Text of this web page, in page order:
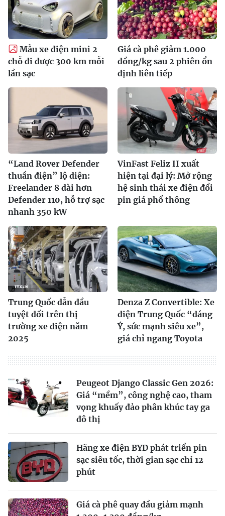
Mẫu xe điện mini 2
chỗ đi được 300 km mỗi
lần sạc
Giá cà phê giảm 1.000
đồng/kg sau 2 phiên ổn
định liên tiếp
“Land Rover Defender
thuần điện” lộ diện:
Freelander 8 dài hơn
Defender 110, hỗ trợ sạc
nhanh 350 kW
VinFast Feliz II xuất
hiện tại đại lý: Mở rộng
hệ sinh thái xe điện đổi
pin giá phổ thông
Trung Quốc dẫn đầu
tuyệt đối trên thị
trường xe điện năm
2025
Denza Z Convertible: Xe
điện Trung Quốc “dáng
Ý, sức mạnh siêu xe”,
giá chỉ ngang Toyota
Peugeot Django Classic Gen 2026:
Giá “mềm”, công nghệ cao, tham
vọng khuấy đảo phân khúc tay ga
đô thị
Hãng xe điện BYD phát triển pin
sạc siêu tốc, thời gian sạc chỉ 12
phút
Giá cà phê quay đầu giảm mạnh